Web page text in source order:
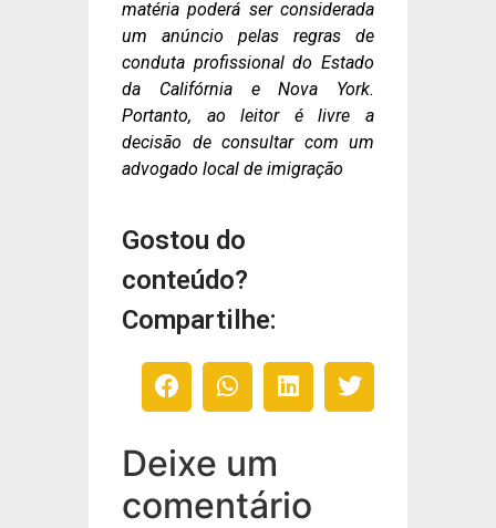
matéria poderá ser considerada
um anúncio pelas regras de
conduta profissional do Estado
da Califórnia e Nova York.
Portanto, ao leitor é livre a
decisão de consultar com um
advogado local de imigração
Gostou do
conteúdo?
Compartilhe:
Deixe um
comentário